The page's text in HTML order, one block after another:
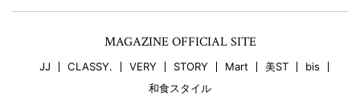
MAGAZINE OFFICIAL SITE
JJ CLASSY. VERY STORY Mart 美ST
bis
和食スタイル